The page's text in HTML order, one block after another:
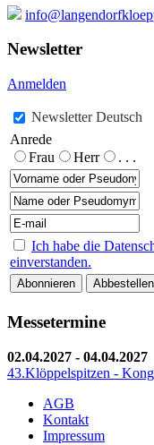
Newsletter
Anmelden
Newsletter Deutsch
Anrede
Frau
Herr . . .
Ich habe die
einverstanden.
Messetermine
02.04.2027 - 04.04.2027
43.Klöppelspitzen -
AGB
Kontakt
Impressum